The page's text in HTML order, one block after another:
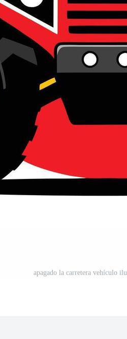
apagado la carretera vehículo